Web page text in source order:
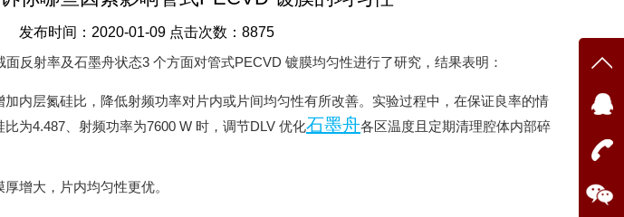
发布时间：2020-01-09 点击次数：8875
反射率及石墨舟状态3 个方面对管式PECVD 镀膜均匀性进行了研究，结果表明：
内层氮硅比，降低射频功率对片内或片间均匀性有所改善。实验过程中，在保证良率的情
为4.487、射频功率为7600 W 时，调节DLV 优化石墨舟各区温度且定期清理腔体内部碎
增大，片内均匀性更优。